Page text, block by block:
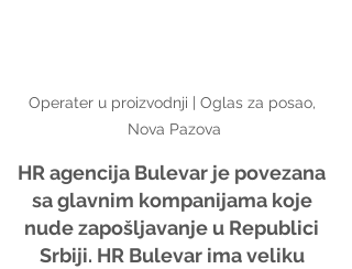
Operater u proizvodnji | Oglas za posao,
Nova Pazova
HR agencija Bulevar je povezana
sa glavnim kompanijama koje
nude zapošljavanje u Republici
Srbiji. HR Bulevar ima veliku